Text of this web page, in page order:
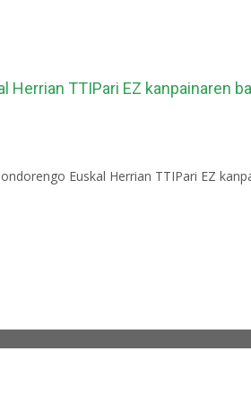
TTIPari EZ kanpainaren
Euskal Herrian TTIPari EZ